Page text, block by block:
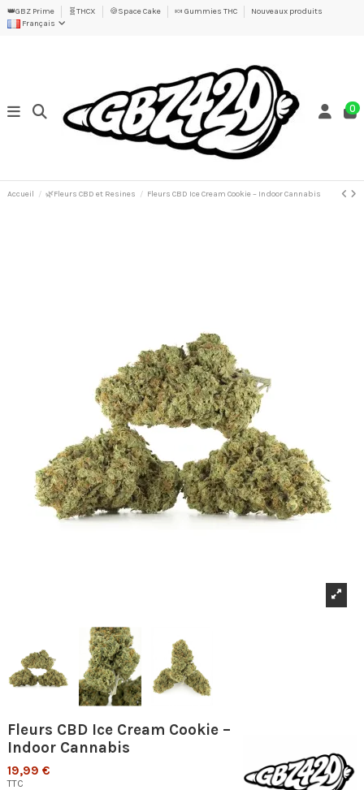
👑GBZ Prime 🧬THCX 🍪Space Cake 🍬 Gummies THC
Nouveaux produits
Français
0
Accueil 🌿Fleurs CBD et Resines Fleurs CBD Ice Cream Cookie – Indoor Cannabis
Fleurs CBD Ice Cream Cookie –
Indoor Cannabis
19,99 €
TTC